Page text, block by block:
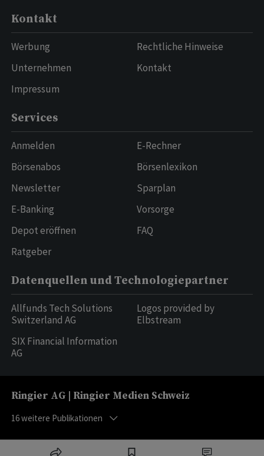
Kontakt
Werbung
Unternehmen
Impressum
Rechtliche Hinweise
Kontakt
Services
Anmelden
Börsenabos
Newsletter
E-Banking
Depot eröffnen
Ratgeber
E-Rechner
Börsenlexikon
Sparplan
Vorsorge
FAQ
Datenquellen und Technologiepartner
Allfunds Tech Solutions
Switzerland AG
SIX Financial Information
AG
Logos provided by
Elbstream
Ringier AG | Ringier Medien Schweiz
16weitere Publikationen